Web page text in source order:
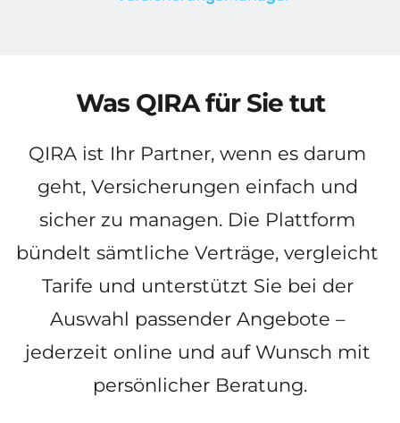
Was QIRA für Sie tut
QIRA ist Ihr Partner, wenn es darum
geht, Versicherungen einfach und
sicher zu managen. Die Plattform
bündelt sämtliche Verträge, vergleicht
Tarife und unterstützt Sie bei der
Auswahl passender Angebote –
jederzeit online und auf Wunsch mit
persönlicher Beratung.